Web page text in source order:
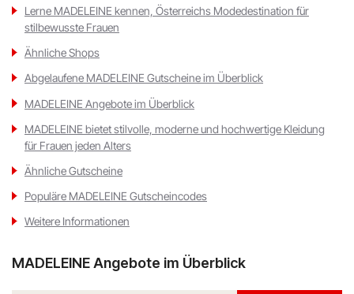
Lerne MADELEINE kennen, Österreichs Modedestination für
stilbewusste Frauen
Ähnliche Shops
Abgelaufene MADELEINE Gutscheine im Überblick
MADELEINE Angebote im Überblick
MADELEINE bietet stilvolle, moderne und hochwertige Kleidung
für Frauen jeden Alters
Ähnliche Gutscheine
Populäre MADELEINE Gutscheincodes
Weitere Informationen
MADELEINE Angebote im Überblick